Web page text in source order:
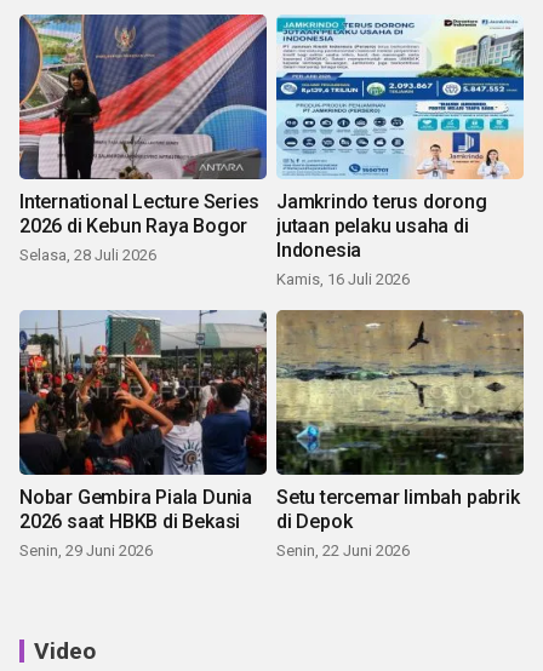
International Lecture Series
2026 di Kebun Raya Bogor
Selasa, 28 Juli 2026
Jamkrindo terus dorong
jutaan pelaku usaha di
Indonesia
Kamis, 16 Juli 2026
Nobar Gembira Piala Dunia
2026 saat HBKB di Bekasi
Senin, 29 Juni 2026
Setu tercemar limbah pabrik
di Depok
Senin, 22 Juni 2026
Video